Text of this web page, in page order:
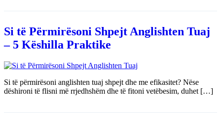
Si të Përmirësoni Shpejt Anglishten Tuaj
– 5 Këshilla Praktike
Si të përmirësoni anglishten tuaj shpejt dhe me efikasitet? Nëse
dëshironi të flisni më rrjedhshëm dhe të fitoni vetëbesim, duhet […]